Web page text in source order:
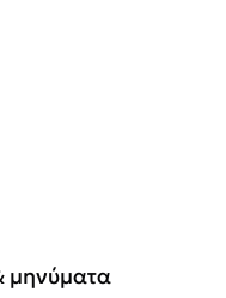
μηνύματα